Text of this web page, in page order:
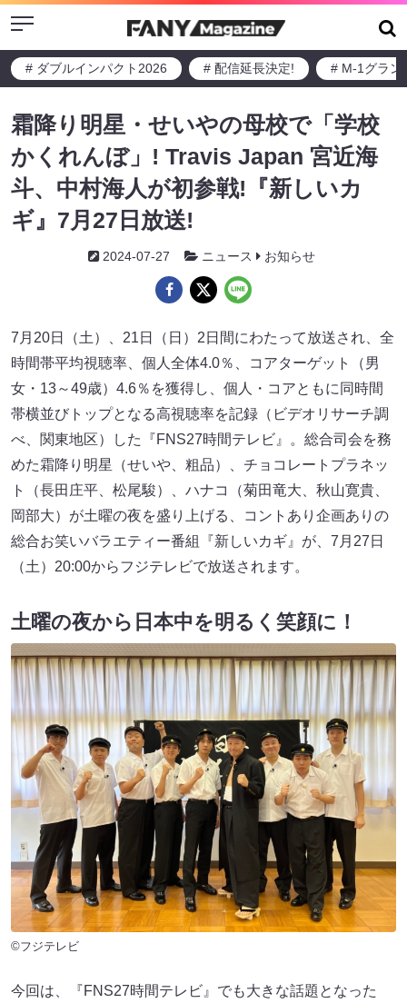
Menu
# ダブルインパクト2026 # 配信延長決定! # M-1グラン
霜降り明星・せいやの母校で「学校
かくれんぼ」! Travis Japan 宮近海
斗、中村海人が初参戦!『新しいカ
ギ』7月27日放送!
2024-07-27 ニュース お知らせ
7月20日（土）、21日（日）2日間にわたって放送され、全
時間帯平均視聴率、個人全体4.0％、コアターゲット（男
女・13～49歳）4.6％を獲得し、個人・コアともに同時間
帯横並びトップとなる高視聴率を記録（ビデオリサーチ調
べ、関東地区）した『FNS27時間テレビ』。総合司会を務
めた霜降り明星（せいや、粗品）、チョコレートプラネッ
ト（長田庄平、松尾駿）、ハナコ（菊田竜大、秋山寛貴、
岡部大）が土曜の夜を盛り上げる、コントあり企画ありの
総合お笑いバラエティー番組『新しいカギ』が、7月27日
（土）20:00からフジテレビで放送されます。
土曜の夜から日本中を明るく笑顔に！
©フジテレビ
今回は、『FNS27時間テレビ』でも大きな話題となった